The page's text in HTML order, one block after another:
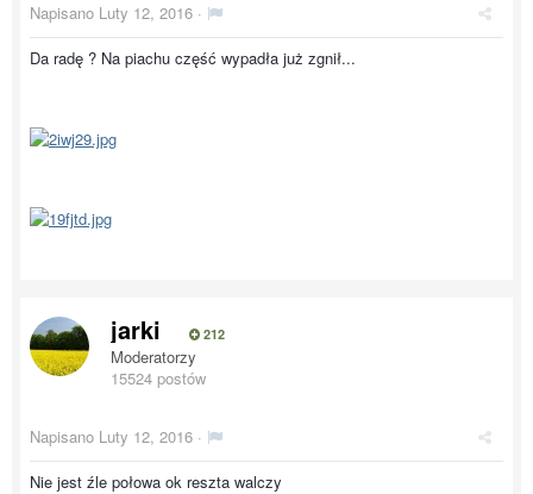
Napisano Luty 12, 2016 ·
Da radę ? Na piachu część wypadła już zgnił...
jarki 212
Moderatorzy
15524 postów
Napisano Luty 12, 2016 ·
Nie jest źle połowa ok reszta walczy